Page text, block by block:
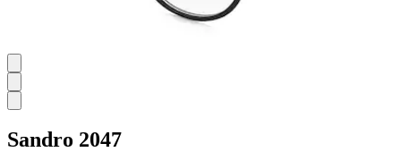
Sandro 2047